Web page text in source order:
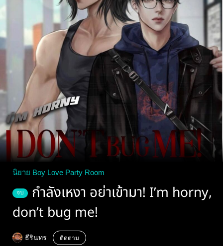
นิยาย Boy Love Party Room
จบ
กำลังเหงา อย่าเข้ามา! I’m horny,
don’t bug me!
ธีรินทร ติดตาม